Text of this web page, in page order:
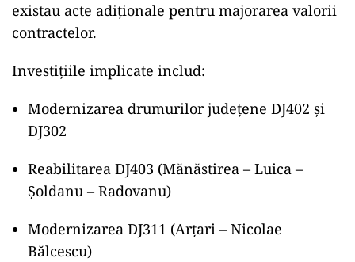
existau acte adiționale pentru majorarea valorii
contractelor.
Investițiile implicate includ:
Modernizarea drumurilor județene DJ402 și
DJ302
Reabilitarea DJ403 (Mănăstirea – Luica –
Șoldanu – Radovanu)
Modernizarea DJ311 (Arțari – Nicolae
Bălcescu)